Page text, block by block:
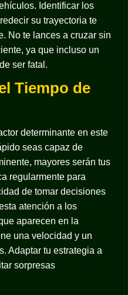
Identificar los
su trayectoria te
No te lances a cruzar sin
ya que incluso un
ser fatal.
Tiempo de
determinante en este
seas capaz de
mayores serán tus
regularmente para
de tomar decisiones
atención a los
aparecen en la
una velocidad y un
Adaptar tu estrategia a
sorpresas